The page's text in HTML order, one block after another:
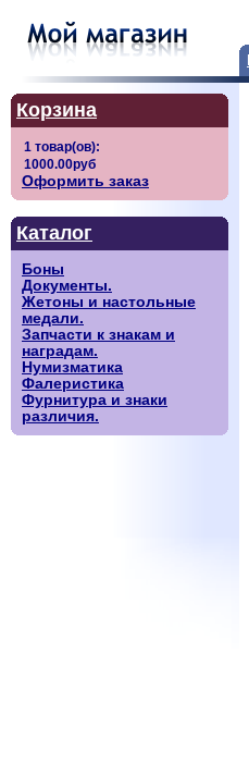
Корзина
Оформить заказ
Каталог
Боны
Документы.
Жетоны и настольные
медали.
Запчасти к знакам и
наградам.
Нумизматика
Фалеристика
Фурнитура и знаки
различия.